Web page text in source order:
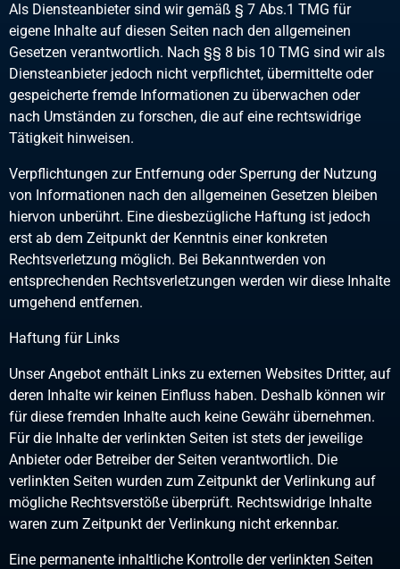
Als Diensteanbieter sind wir gemäß § 7 Abs.1 TMG für
eigene Inhalte auf diesen Seiten nach den allgemeinen
Gesetzen verantwortlich. Nach §§ 8 bis 10 TMG sind wir als
Diensteanbieter jedoch nicht verpflichtet, übermittelte oder
gespeicherte fremde Informationen zu überwachen oder
nach Umständen zu forschen, die auf eine rechtswidrige
Tätigkeit hinweisen.
Verpflichtungen zur Entfernung oder Sperrung der Nutzung
von Informationen nach den allgemeinen Gesetzen bleiben
hiervon unberührt. Eine diesbezügliche Haftung ist jedoch
erst ab dem Zeitpunkt der Kenntnis einer konkreten
Rechtsverletzung möglich. Bei Bekanntwerden von
entsprechenden Rechtsverletzungen werden wir diese Inhalte
umgehend entfernen.
Haftung für Links
Unser Angebot enthält Links zu externen Websites Dritter, auf
deren Inhalte wir keinen Einfluss haben. Deshalb können wir
für diese fremden Inhalte auch keine Gewähr übernehmen.
Für die Inhalte der verlinkten Seiten ist stets der jeweilige
Anbieter oder Betreiber der Seiten verantwortlich. Die
verlinkten Seiten wurden zum Zeitpunkt der Verlinkung auf
mögliche Rechtsverstöße überprüft. Rechtswidrige Inhalte
waren zum Zeitpunkt der Verlinkung nicht erkennbar.
Eine permanente inhaltliche Kontrolle der verlinkten Seiten